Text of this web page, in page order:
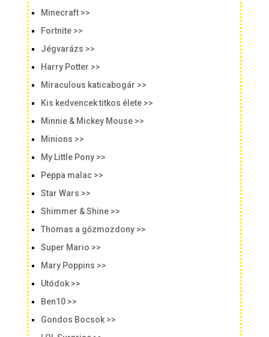
Minecraft >>
Fortnite >>
Jégvarázs >>
Harry Potter >>
Miraculous katicabogár >>
Kis kedvencek titkos élete >>
Minnie & Mickey Mouse >>
Minions >>
My Little Pony >>
Peppa malac >>
Star Wars >>
Shimmer & Shine >>
Thomas a gőzmozdony >>
Super Mario >>
Mary Poppins >>
Utódok >>
Ben10 >>
Gondos Bocsok >>